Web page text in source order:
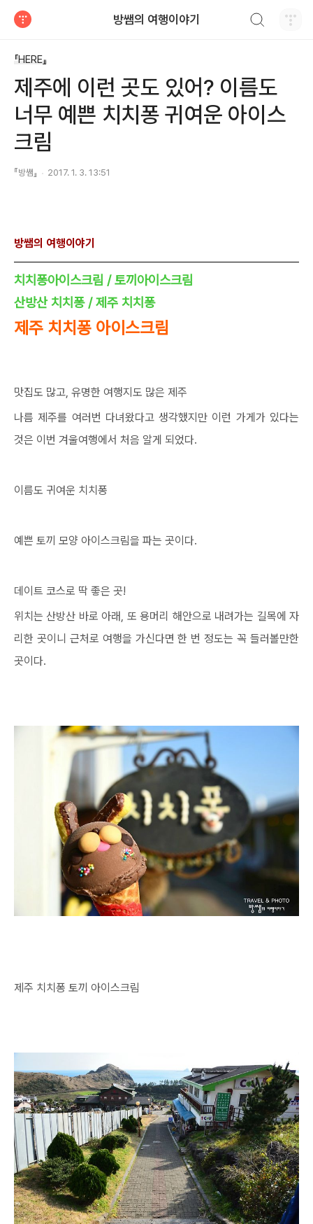
방쌤의 여행이야기
『HERE』
제주에 이런 곳도 있어? 이름도
너무 예쁜 치치퐁 귀여운 아이스
크림
『방쌤』 2017. 1. 3. 13:51
방쌤의 여행이야기
치치퐁아이스크림 / 토끼아이스크림
산방산 치치퐁 / 제주 치치퐁
제주 치치퐁 아이스크림
맛집도 많고, 유명한 여행지도 많은 제주
나름 제주를 여러번 다녀왔다고 생각했지만 이런 가게가 있다는
것은 이번 겨울여행에서 처음 알게 되었다.
이름도 귀여운 치치퐁
예쁜 토끼 모양 아이스크림을 파는 곳이다.
데이트 코스로 딱 좋은 곳!
위치는 산방산 바로 아래, 또 용머리 해안으로 내려가는 길목에 자
리한 곳이니 근처로 여행을 가신다면 한 번 정도는 꼭 들러볼만한
곳이다.
제주 치치퐁 토끼 아이스크림